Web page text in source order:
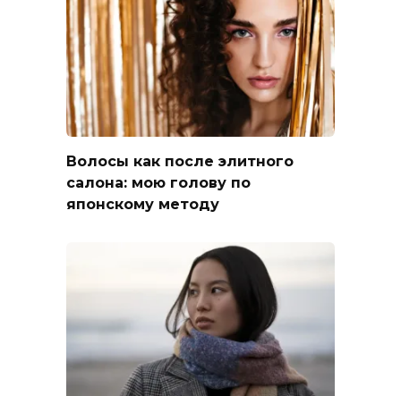
Волосы как после элитного
салона: мою голову по
японскому методу